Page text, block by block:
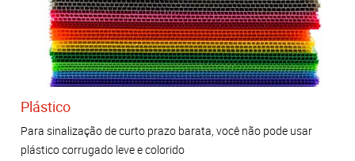
Plástico
Para sinalização de curto prazo barata, você não pode usar
plástico corrugado leve e colorido